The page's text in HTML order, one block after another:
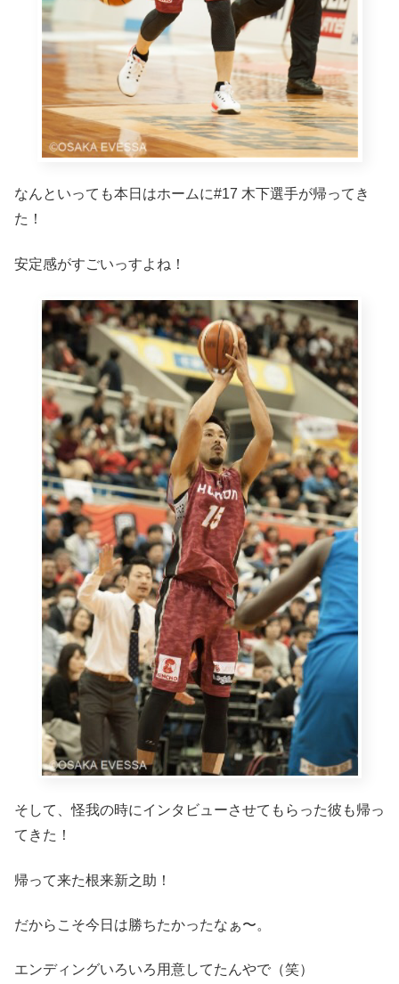
なんといっても本日はホームに#17 木下選手が帰ってき
た！
安定感がすごいっすよね！
そして、怪我の時にインタビューさせてもらった彼も帰っ
てきた！
帰って来た根来新之助！
だからこそ今日は勝ちたかったなぁ〜。
エンディングいろいろ用意してたんやで（笑）